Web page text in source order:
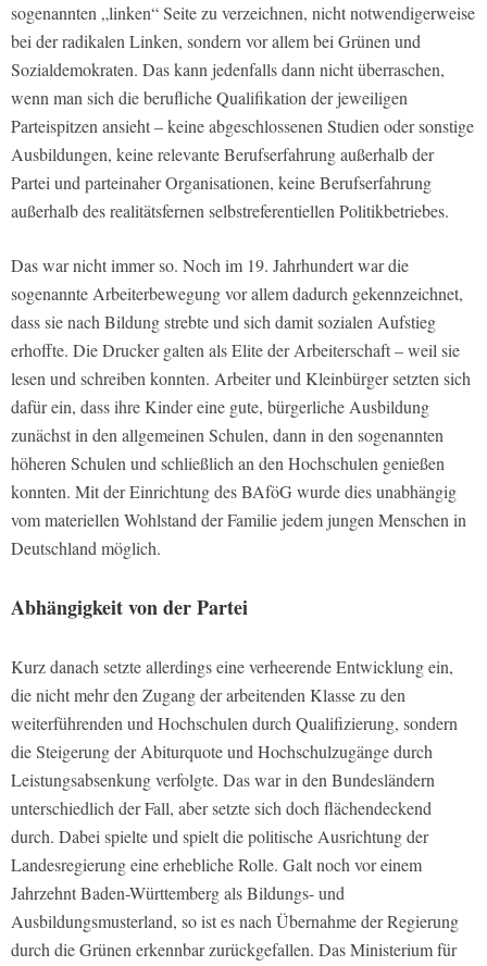
sogenannten „linken“ Seite zu verzeichnen, nicht notwendigerweise
bei der radikalen Linken, sondern vor allem bei Grünen und
Sozialdemokraten. Das kann jedenfalls dann nicht überraschen,
wenn man sich die berufliche Qualifikation der jeweiligen
Parteispitzen ansieht – keine abgeschlossenen Studien oder sonstige
Ausbildungen, keine relevante Berufserfahrung außerhalb der
Partei und parteinaher Organisationen, keine Berufserfahrung
außerhalb des realitätsfernen selbstreferentiellen Politikbetriebes.
Das war nicht immer so. Noch im 19. Jahrhundert war die
sogenannte Arbeiterbewegung vor allem dadurch gekennzeichnet,
dass sie nach Bildung strebte und sich damit sozialen Aufstieg
erhoffte. Die Drucker galten als Elite der Arbeiterschaft – weil sie
lesen und schreiben konnten. Arbeiter und Kleinbürger setzten sich
dafür ein, dass ihre Kinder eine gute, bürgerliche Ausbildung
zunächst in den allgemeinen Schulen, dann in den sogenannten
höheren Schulen und schließlich an den Hochschulen genießen
konnten. Mit der Einrichtung des BAföG wurde dies unabhängig
vom materiellen Wohlstand der Familie jedem jungen Menschen in
Deutschland möglich.
Abhängigkeit von der Partei
Kurz danach setzte allerdings eine verheerende Entwicklung ein,
die nicht mehr den Zugang der arbeitenden Klasse zu den
weiterführenden und Hochschulen durch Qualifizierung, sondern
die Steigerung der Abiturquote und Hochschulzugänge durch
Leistungsabsenkung verfolgte. Das war in den Bundesländern
unterschiedlich der Fall, aber setzte sich doch flächendeckend
durch. Dabei spielte und spielt die politische Ausrichtung der
Landesregierung eine erhebliche Rolle. Galt noch vor einem
Jahrzehnt Baden-Württemberg als Bildungs- und
Ausbildungsmusterland, so ist es nach Übernahme der Regierung
durch die Grünen erkennbar zurückgefallen. Das Ministerium für